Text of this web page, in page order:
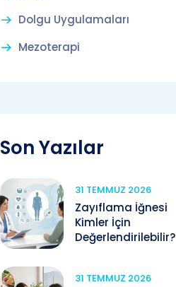
Dolgu Uygulamaları
Mezoterapi
Son Yazılar
31 TEMMUZ 2026
Zayıflama İğnesi
Kimler İçin
Değerlendirilebilir?
31 TEMMUZ 2026